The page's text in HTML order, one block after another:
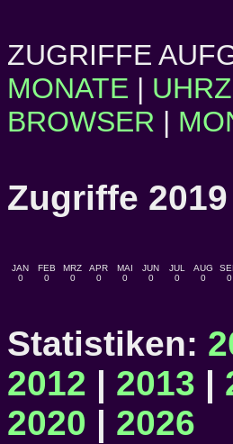
ZUGRIFFE
MONATE |
BROWSER |
Zugriffe
JAN
0
FEB
0
MRZ
0
APR
0
MAI
0
JUN
0
JUL
0
AUG
0
0
Statistiken:
2012 | 2013 |
2020 | 2026